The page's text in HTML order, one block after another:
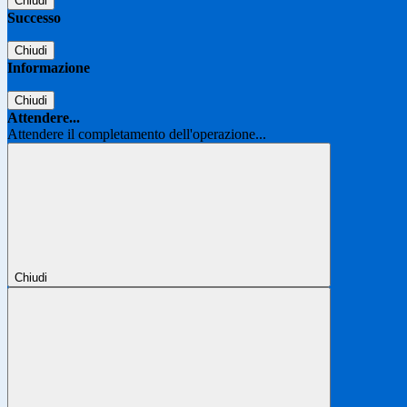
Successo
Chiudi
Informazione
Chiudi
Attendere...
Attendere il completamento dell'operazione...
Chiudi